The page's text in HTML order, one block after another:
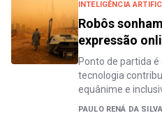
INTELIGÊNCIA
Robôs
expressão
Ponto de partida
tecnologia
equânime e
PAULO RENÁ DA